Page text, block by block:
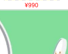
¥990